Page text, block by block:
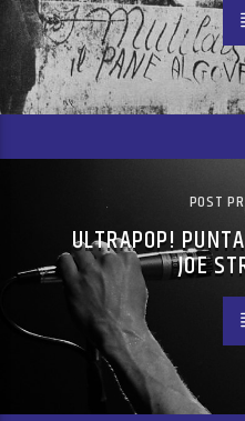
POST
ULTRAPOP!
JOE